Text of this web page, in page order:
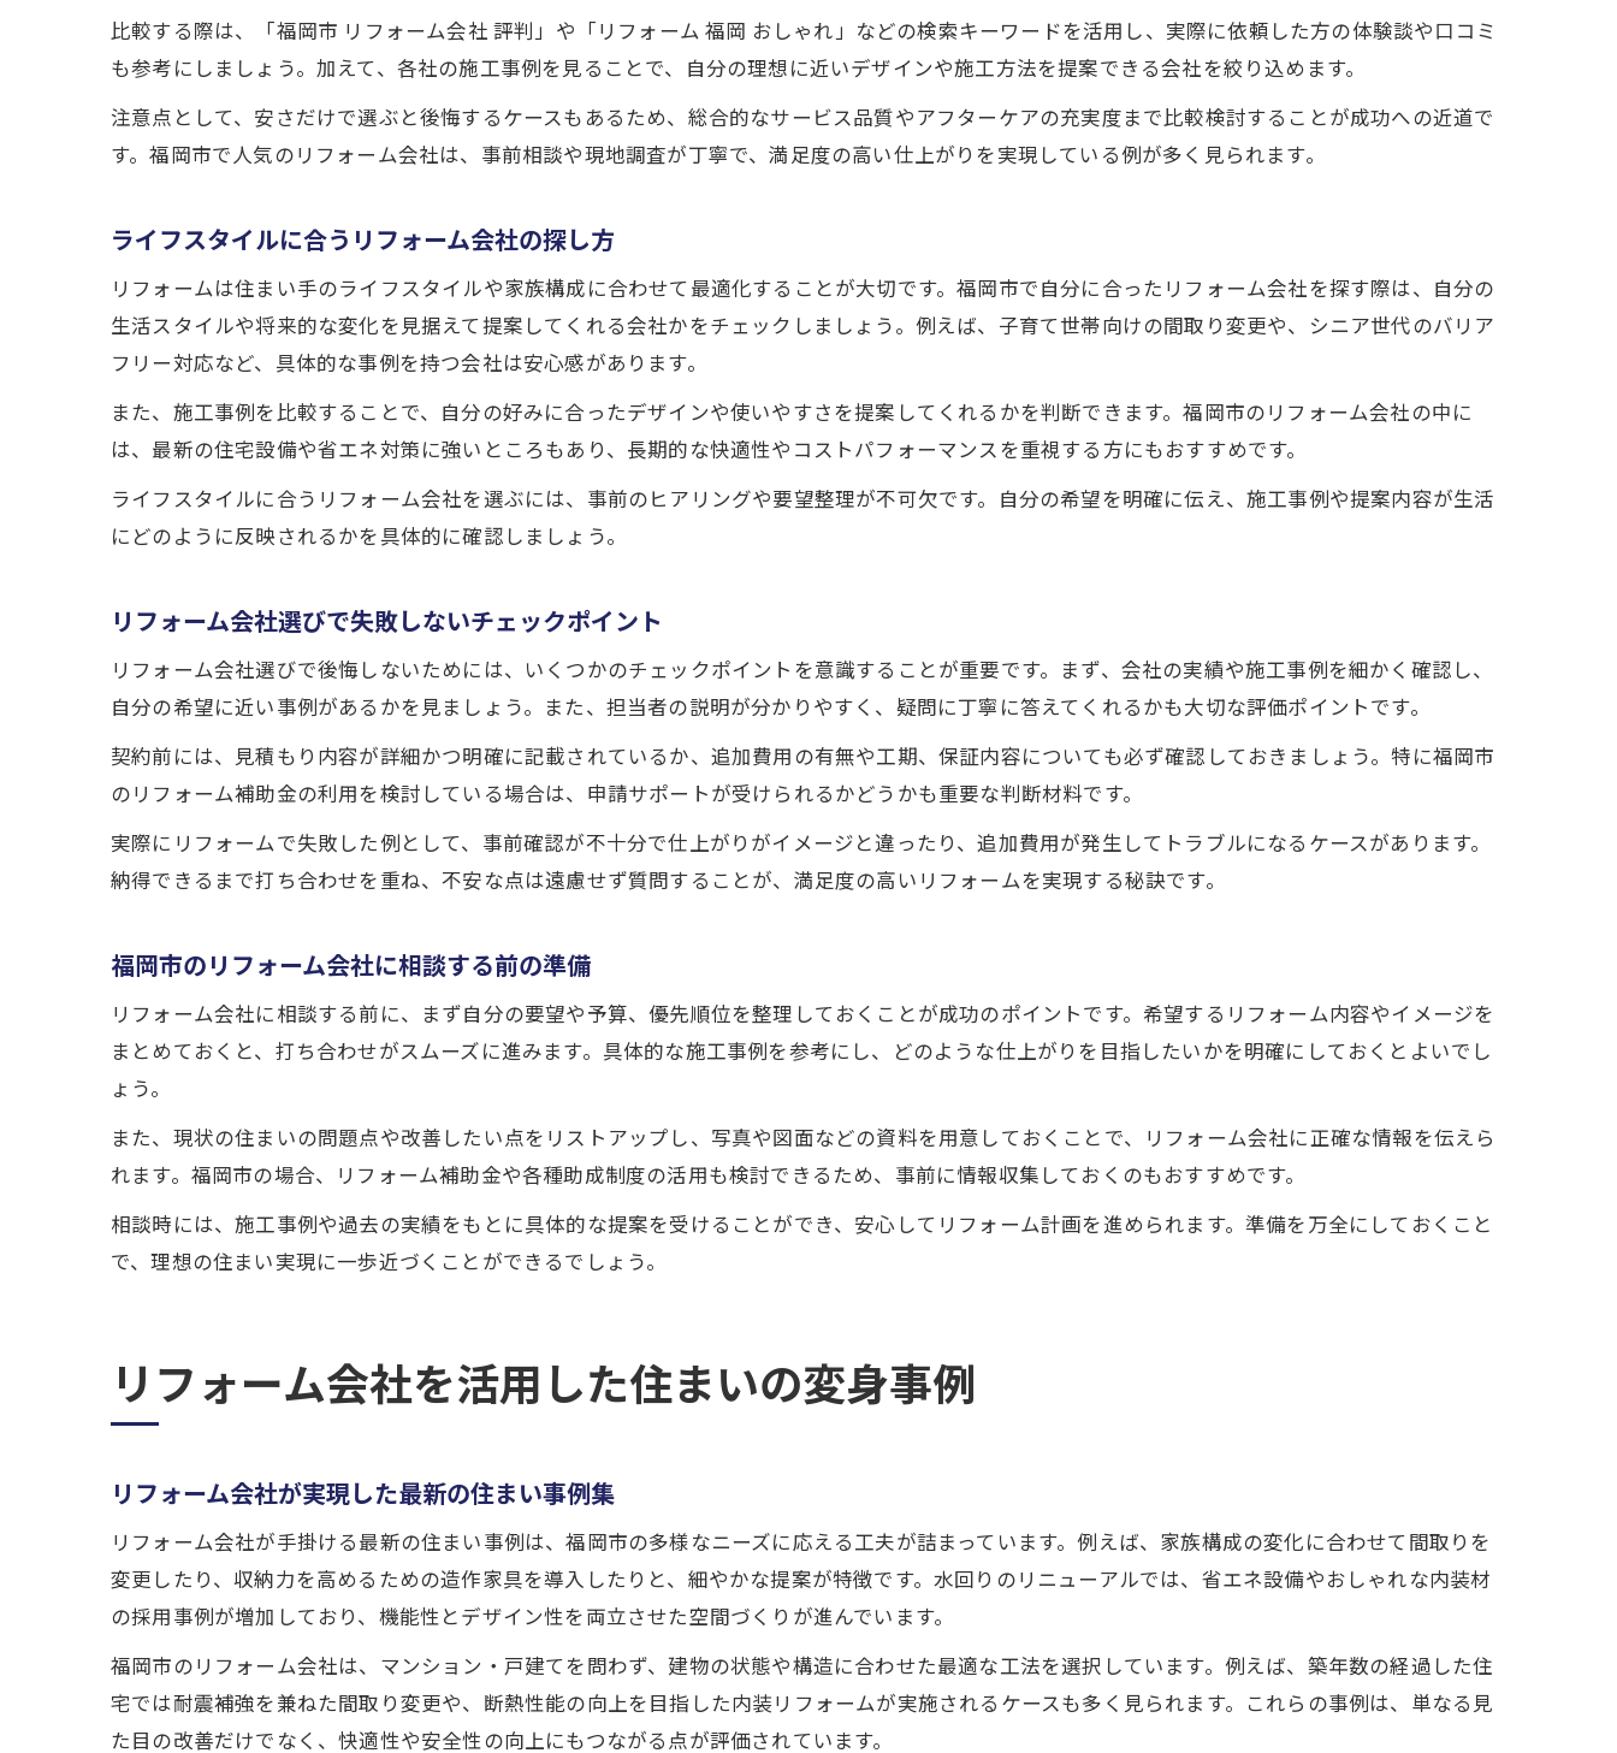
リフォーム会社で実現する快適な住まい作り
家族の変化を支えるリフォーム会社の工夫
補助金活用で賢く選ぶ福岡のリフォーム会社
リフォーム会社で賢く補助金を活用する方法
補助金活用に強いリフォーム会社の選び方
福岡のリフォーム会社と補助金最新情報
信頼できるリフォーム会社と理想の住まい計画
リフォーム会社と理想の住まいを実現する手順
信頼できるリフォーム会社と長期計画を立てる
比較する際は、「福岡市 リフォーム会社 評判」や「リフォーム 福岡 おしゃれ」などの検索キーワードを活用し、実際に依頼した方の体験談や口コミ
も参考にしましょう。加えて、各社の施工事例を見ることで、自分の理想に近いデザインや施工方法を提案できる会社を絞り込めます。
注意点として、安さだけで選ぶと後悔するケースもあるため、総合的なサービス品質やアフターケアの充実度まで比較検討することが成功への近道で
す。福岡市で人気のリフォーム会社は、事前相談や現地調査が丁寧で、満足度の高い仕上がりを実現している例が多く見られます。
ライフスタイルに合うリフォーム会社の探し方
リフォームは住まい手のライフスタイルや家族構成に合わせて最適化することが大切です。福岡市で自分に合ったリフォーム会社を探す際は、自分の
生活スタイルや将来的な変化を見据えて提案してくれる会社かをチェックしましょう。例えば、子育て世帯向けの間取り変更や、シニア世代のバリア
フリー対応など、具体的な事例を持つ会社は安心感があります。
また、施工事例を比較することで、自分の好みに合ったデザインや使いやすさを提案してくれるかを判断できます。福岡市のリフォーム会社の中に
は、最新の住宅設備や省エネ対策に強いところもあり、長期的な快適性やコストパフォーマンスを重視する方にもおすすめです。
ライフスタイルに合うリフォーム会社を選ぶには、事前のヒアリングや要望整理が不可欠です。自分の希望を明確に伝え、施工事例や提案内容が生活
にどのように反映されるかを具体的に確認しましょう。
リフォーム会社選びで失敗しないチェックポイント
リフォーム会社選びで後悔しないためには、いくつかのチェックポイントを意識することが重要です。まず、会社の実績や施工事例を細かく確認し、
自分の希望に近い事例があるかを見ましょう。また、担当者の説明が分かりやすく、疑問に丁寧に答えてくれるかも大切な評価ポイントです。
契約前には、見積もり内容が詳細かつ明確に記載されているか、追加費用の有無や工期、保証内容についても必ず確認しておきましょう。特に福岡市
のリフォーム補助金の利用を検討している場合は、申請サポートが受けられるかどうかも重要な判断材料です。
実際にリフォームで失敗した例として、事前確認が不十分で仕上がりがイメージと違ったり、追加費用が発生してトラブルになるケースがあります。
納得できるまで打ち合わせを重ね、不安な点は遠慮せず質問することが、満足度の高いリフォームを実現する秘訣です。
福岡市のリフォーム会社に相談する前の準備
リフォーム会社に相談する前に、まず自分の要望や予算、優先順位を整理しておくことが成功のポイントです。希望するリフォーム内容やイメージを
まとめておくと、打ち合わせがスムーズに進みます。具体的な施工事例を参考にし、どのような仕上がりを目指したいかを明確にしておくとよいでし
ょう。
また、現状の住まいの問題点や改善したい点をリストアップし、写真や図面などの資料を用意しておくことで、リフォーム会社に正確な情報を伝えら
れます。福岡市の場合、リフォーム補助金や各種助成制度の活用も検討できるため、事前に情報収集しておくのもおすすめです。
相談時には、施工事例や過去の実績をもとに具体的な提案を受けることができ、安心してリフォーム計画を進められます。準備を万全にしておくこと
で、理想の住まい実現に一歩近づくことができるでしょう。
リフォーム会社を活用した住まいの変身事例
リフォーム会社が実現した最新の住まい事例集
リフォーム会社が手掛ける最新の住まい事例は、福岡市の多様なニーズに応える工夫が詰まっています。例えば、家族構成の変化に合わせて間取りを
変更したり、収納力を高めるための造作家具を導入したりと、細やかな提案が特徴です。水回りのリニューアルでは、省エネ設備やおしゃれな内装材
の採用事例が増加しており、機能性とデザイン性を両立させた空間づくりが進んでいます。
福岡市のリフォーム会社は、マンション・戸建てを問わず、建物の状態や構造に合わせた最適な工法を選択しています。例えば、築年数の経過した住
宅では耐震補強を兼ねた間取り変更や、断熱性能の向上を目指した内装リフォームが実施されるケースも多く見られます。これらの事例は、単なる見
た目の改善だけでなく、快適性や安全性の向上にもつながる点が評価されています。
お問い合わせはこちら
お問い合わせはこちら